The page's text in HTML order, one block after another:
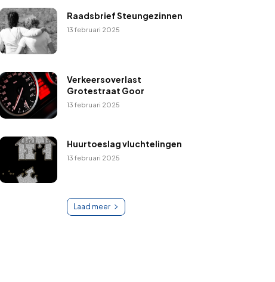
Raadsbrief Steungezinnen
13 februari 2025
Verkeersoverlast
Grotestraat Goor
13 februari 2025
Huurtoeslag vluchtelingen
13 februari 2025
Laad meer